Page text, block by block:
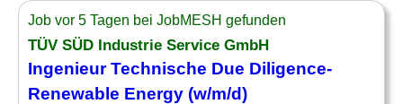
Job vor 5 Tagen bei JobMESH gefunden
TÜV SÜD Industrie Service GmbH
IngenieurTechnische Due Diligence-
Renewable Energy (w/m/d)